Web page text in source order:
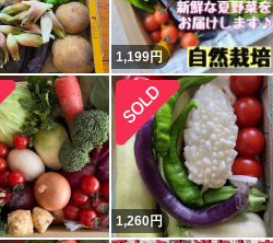
1,199円
1,260円